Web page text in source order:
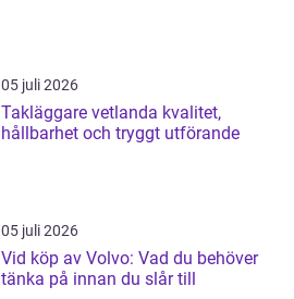
05 juli 2026
Takläggare vetlanda kvalitet,
hållbarhet och tryggt utförande
05 juli 2026
Vid köp av Volvo: Vad du behöver
tänka på innan du slår till